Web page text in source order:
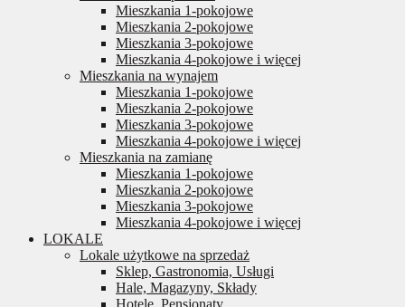
Mieszkania 1-pokojowe
Mieszkania 2-pokojowe
Mieszkania 3-pokojowe
Mieszkania 4-pokojowe i więcej
Mieszkania na wynajem
Mieszkania 1-pokojowe
Mieszkania 2-pokojowe
Mieszkania 3-pokojowe
Mieszkania 4-pokojowe i więcej
Mieszkania na zamianę
Mieszkania 1-pokojowe
Mieszkania 2-pokojowe
Mieszkania 3-pokojowe
Mieszkania 4-pokojowe i więcej
LOKALE
Lokale użytkowe na sprzedaż
Sklep, Gastronomia, Usługi
Hale, Magazyny, Składy
Hotele, Pensjonaty